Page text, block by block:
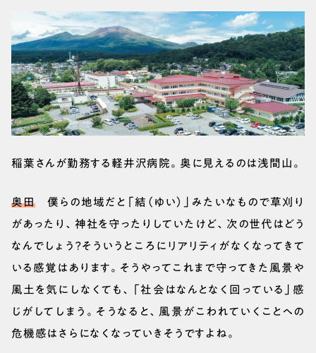
稲葉さんが勤務する軽井沢病院。奥に見えるのは浅間山。
奥田 僕らの地域だと「結（ゆい）」みたいなもので草刈り
があったり、神社を守ったりしていたけど、次の世代はどう
なんでしょう？そういうところにリアリティがなくなってきて
いる感覚はあります。そうやってこれまで守ってきた風景や
風土を気にしなくても、「社会はなんとなく回っている」感
じがしてしまう。そうなると、風景がこわれていくことへの
危機感はさらになくなっていきそうですよね。